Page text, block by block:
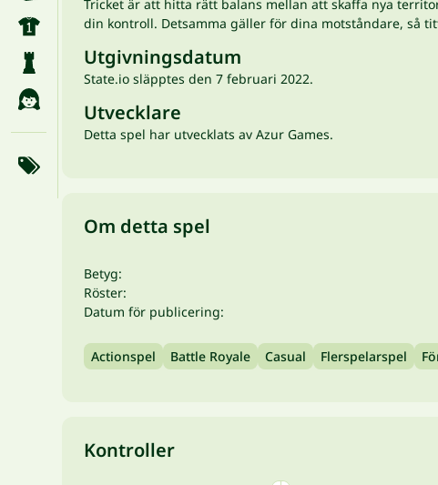
Tricket är att hitta rätt balans mellan att skaffa nya
din kontroll. Detsamma gäller för dina motståndare, så
Utgivningsdatum
State.io släpptes den 7 februari 2022.
Utvecklare
Detta spel har utvecklats av Azur Games.
Om detta spel
Betyg:
Röster:
Datum för publicering:
Actionspel Battle Royale Casual Flerspelarspel
Kontroller